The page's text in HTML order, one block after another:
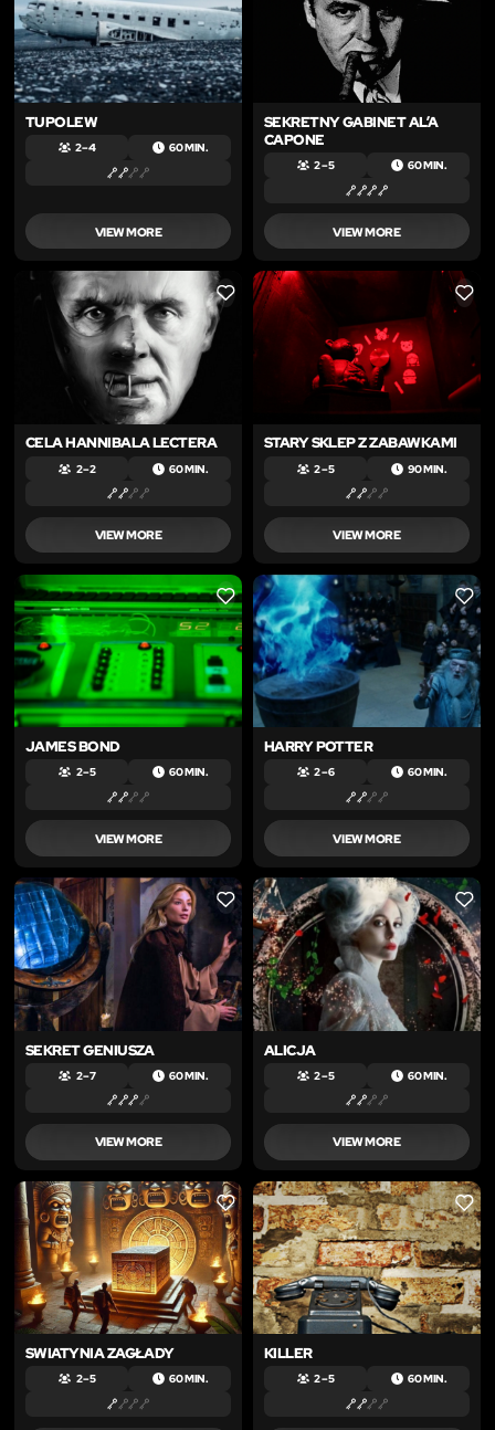
TUPOLEW
2 – 4 60 MIN.
VIEW MORE
SEKRETNY GABINET AL’A
CAPONE
2 – 5 60 MIN.
VIEW MORE
LIKE
CELA HANNIBALA LECTERA
2 – 2 60 MIN.
VIEW MORE
LIKE
STARY SKLEP Z ZABAWKAMI
2 – 5 90 MIN.
VIEW MORE
LIKE
JAMES BOND
2 – 5 60 MIN.
VIEW MORE
LIKE
HARRY POTTER
2 – 6 60 MIN.
VIEW MORE
LIKE
SEKRET GENIUSZA
2 – 7 60 MIN.
VIEW MORE
LIKE
ALICJA
2 – 5 60 MIN.
VIEW MORE
LIKE
SWIATYNIA ZAGŁADY
2 – 5 60 MIN.
LIKE
KILLER
2 – 5 60 MIN.